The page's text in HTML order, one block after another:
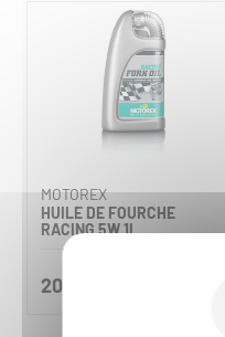
MOTOREX
HUILE DE FOURCHE
RACING 5W 1L
20,90 €